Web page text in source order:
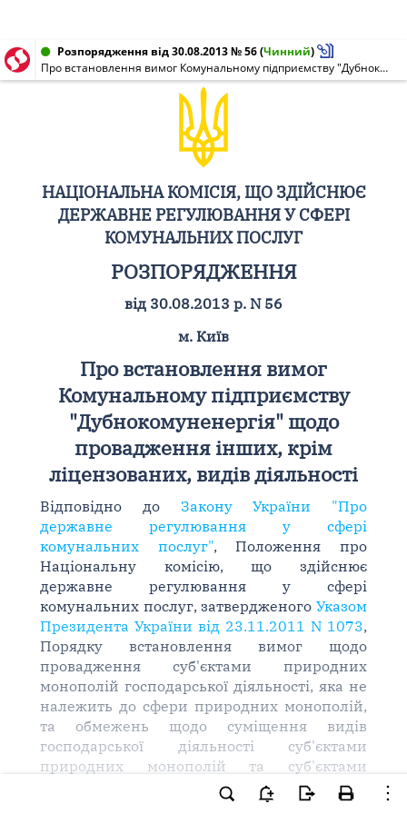
Розпорядження від 30.08.2013 № 56(Чинний)
Про встановлення вимог Комунальному підприємству "Дубнокомуненергія" щодо провадження інших, крім ліцензованих, видів діяльності
НАЦІОНАЛЬНА КОМІСІЯ, ЩО ЗДІЙСНЮЄ
ДЕРЖАВНЕ РЕГУЛЮВАННЯ У СФЕРІ
КОМУНАЛЬНИХ ПОСЛУГ
РОЗПОРЯДЖЕННЯ
від 30.08.2013 р. N 56
м. Київ
Про встановлення вимог
Комунальному підприємству
"Дубнокомуненергія" щодо
провадження інших, крім
ліцензованих, видів діяльності
Відповідно до Закону України "Про
державне регулювання у сфері
комунальних послуг", Положення про
Національну комісію, що здійснює
державне регулювання у сфері
комунальних послуг, затвердженогоУказом
Президента України від 23.11.2011 N 1073,
Порядку встановлення вимог щодо
провадження суб'єктами природних
монополій господарської діяльності, яка не
належить до сфери природних монополій,
та обмежень щодо суміщення видів
господарської діяльності суб'єктами
природних монополій та суб'єктами
господарювання на суміжних ринках у